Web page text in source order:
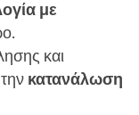
με
και
κατανάλωση